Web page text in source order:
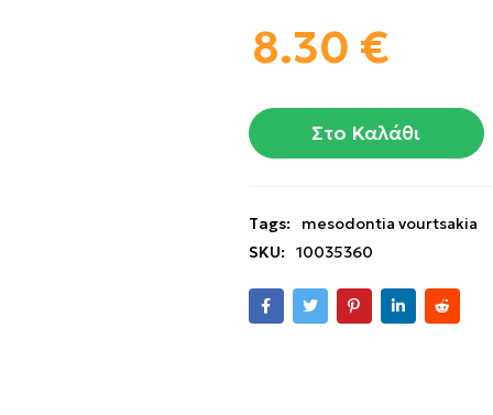
8.30 €
Στο Καλάθι
Tags:
mesodontia vourtsakia
SKU:
10035360